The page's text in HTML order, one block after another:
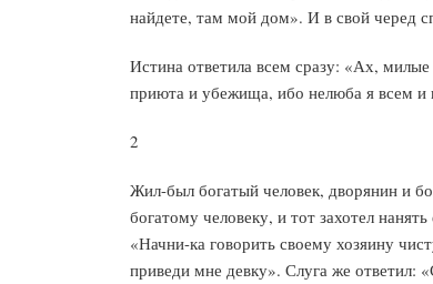
найдете, там мой дом». И в свой черед
Истина ответила всем сразу: «Ах,
приюта и убежища, ибо нелюба я всем и
2
Жил-был богатый человек, дворянин и
богатому человеку, и тот захотел
«Начни-ка говорить своему хозяину
приведи мне девку». Слуга же ответил: